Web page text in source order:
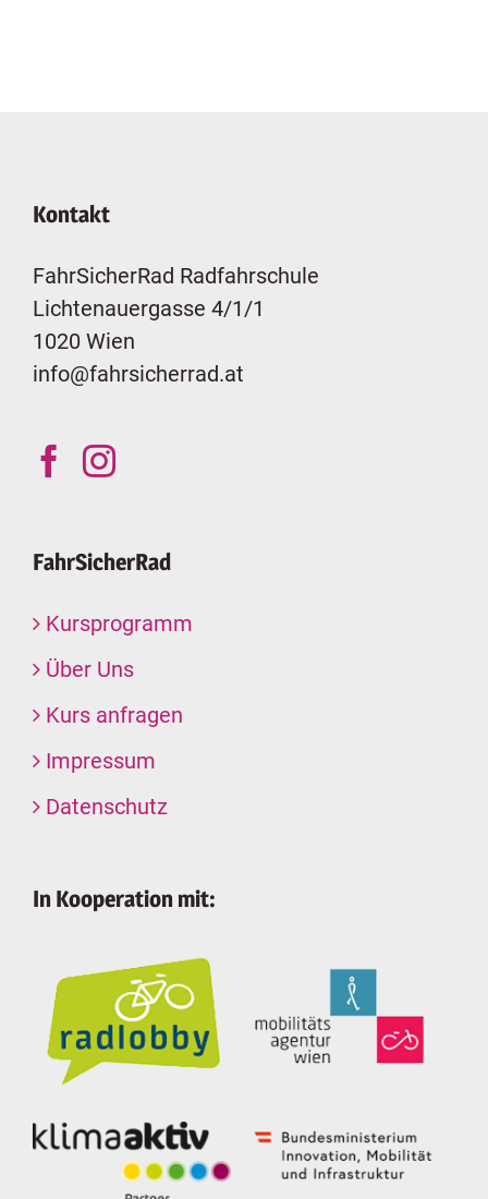
Kontakt
FahrSicherRad Radfahrschule
Lichtenauergasse 4/1/1
1020 Wien
info@fahrsicherrad.at
FahrSicherRad
Kursprogramm
Über Uns
Kurs anfragen
Impressum
Datenschutz
In Kooperation mit: